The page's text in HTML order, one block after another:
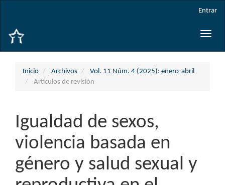
principal
Entrar
Toggle
Inicio Archivos
Vol. 11 Núm. 4 (2025): enero-abril
Artículos de revisión
Igualdad de sexos,
violencia basada en
género y salud sexual y